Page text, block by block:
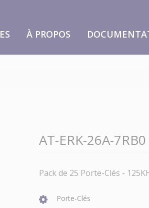
À PROPOS
AT-ERK-26A-7RB0
Pack de 25 Porte-Clés -
Porte-Clés